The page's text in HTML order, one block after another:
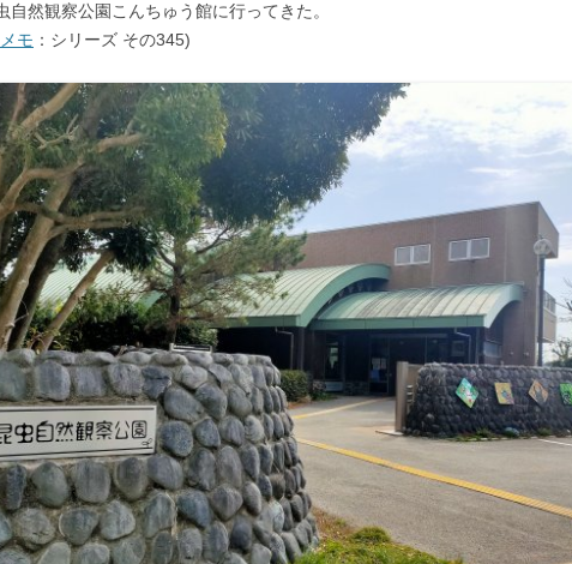
自然観察公園こんちゅう館に行ってきた。
モ ：シリーズ その345)